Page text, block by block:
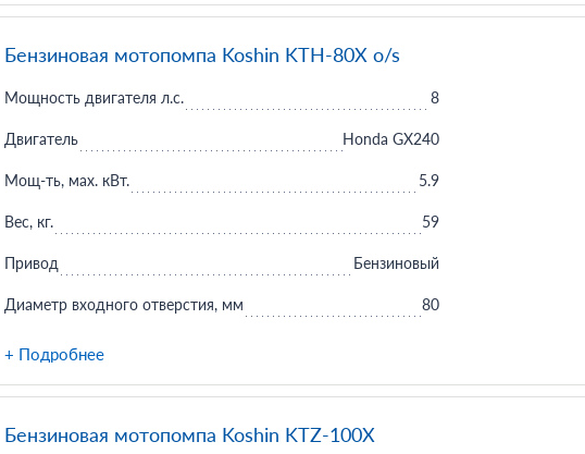
Бензиновая мотопомпа Koshin KTH-80X o/s
Мощность двигателя л.с. 8
Двигатель Honda GX240
Мощ-ть, мax. кВт. 5.9
Вес, кг. 59
Привод Бензиновый
Диаметр входного отверстия, мм 80
+ Подробнее
Бензиновая мотопомпа Koshin KTZ-100X